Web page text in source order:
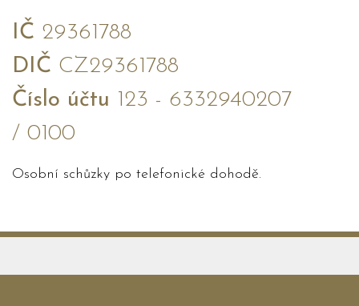
IČ 29361788
DIČ CZ29361788
Číslo účtu 123 - 6332940207
/ 0100
Osobní schůzky po telefonické dohodě.